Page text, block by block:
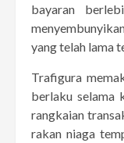
bayaran
yang telah lama
Trafigura
berlaku selama
rangkaian
rakan niaga